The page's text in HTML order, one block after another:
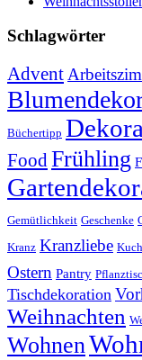
Schlagwörter
Advent
Büchertipp
FoodFrühling
Gemütlichkeit Geschenke
Kranz Kranzliebe
Ostern Pantry
Tischdekoration
Weihnachten
Wohnen